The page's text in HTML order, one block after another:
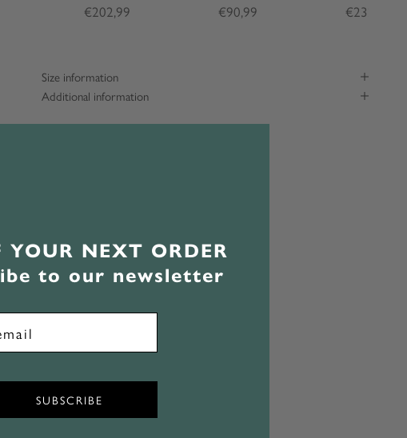
€202,99
€90,99
€232,99
Size information
Additional information
YOUR NEXT ORDER
to our newsletter
SUBSCRIBE